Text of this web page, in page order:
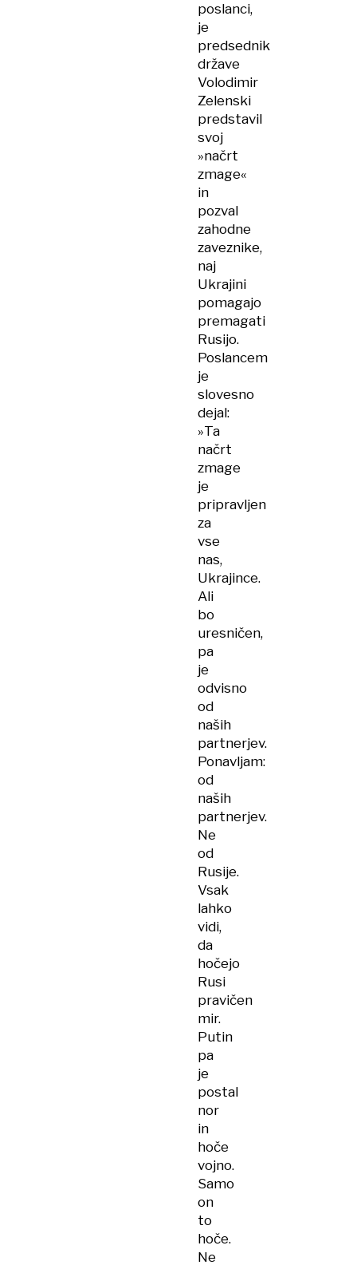
poslanci,
je
predsednik
države
Volodimir
Zelenski
predstavil
svoj
»načrt
zmage«
in
pozval
zahodne
zaveznike,
naj
Ukrajini
pomagajo
premagati
Rusijo.
Poslancem
je
slovesno
dejal:
»Ta
načrt
zmage
je
pripravljen
za
vse
nas,
Ukrajince.
Ali
bo
uresničen,
pa
je
odvisno
od
naših
partnerjev.
Ponavljam:
od
naših
partnerjev.
Ne
od
Rusije.
Vsak
lahko
vidi,
da
hočejo
Rusi
pravičen
mir.
Putin
pa
je
postal
nor
in
hoče
vojno.
Samo
on
to
hoče.
Ne